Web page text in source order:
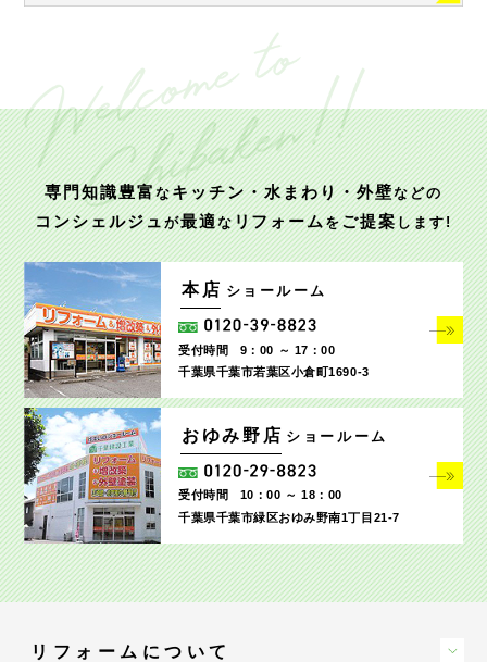
専門知識豊富なキッチン・水まわり・外壁などの
コンシェルジュが最適なリフォームをご提案します!
本店 ショールーム
受付時間
9：00 ～ 17：00
千葉県千葉市若葉区小倉町1690‐3
おゆみ野店 ショールーム
受付時間
10：00 ～ 18：00
千葉県千葉市緑区おゆみ野南1丁目21-7
リフォームについて